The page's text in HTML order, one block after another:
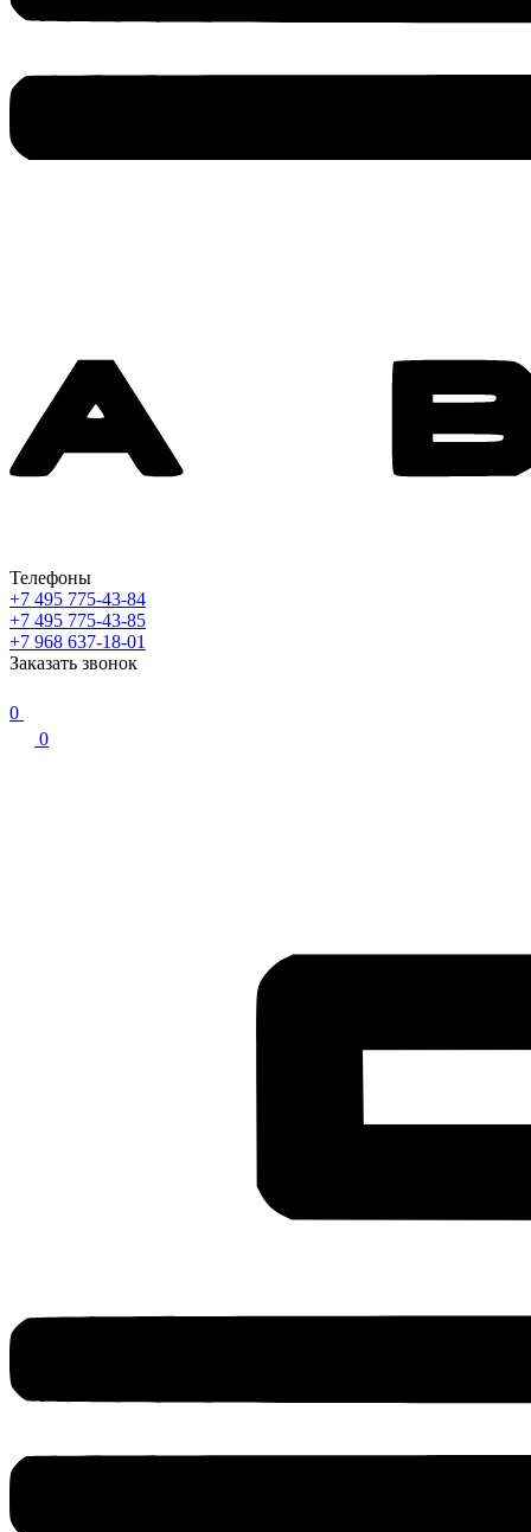
Телефоны
+7 495 775-43-84
+7 495 775-43-85
+7 968 637-18-01
Заказать звонок
0
0